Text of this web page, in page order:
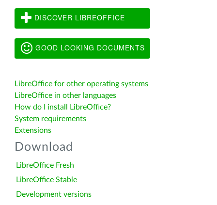
DISCOVER LIBREOFFICE
GOOD LOOKING DOCUMENTS
LibreOffice for other operating systems
LibreOffice in other languages
How do I install LibreOffice?
System requirements
Extensions
Download
LibreOffice Fresh
LibreOffice Stable
Development versions